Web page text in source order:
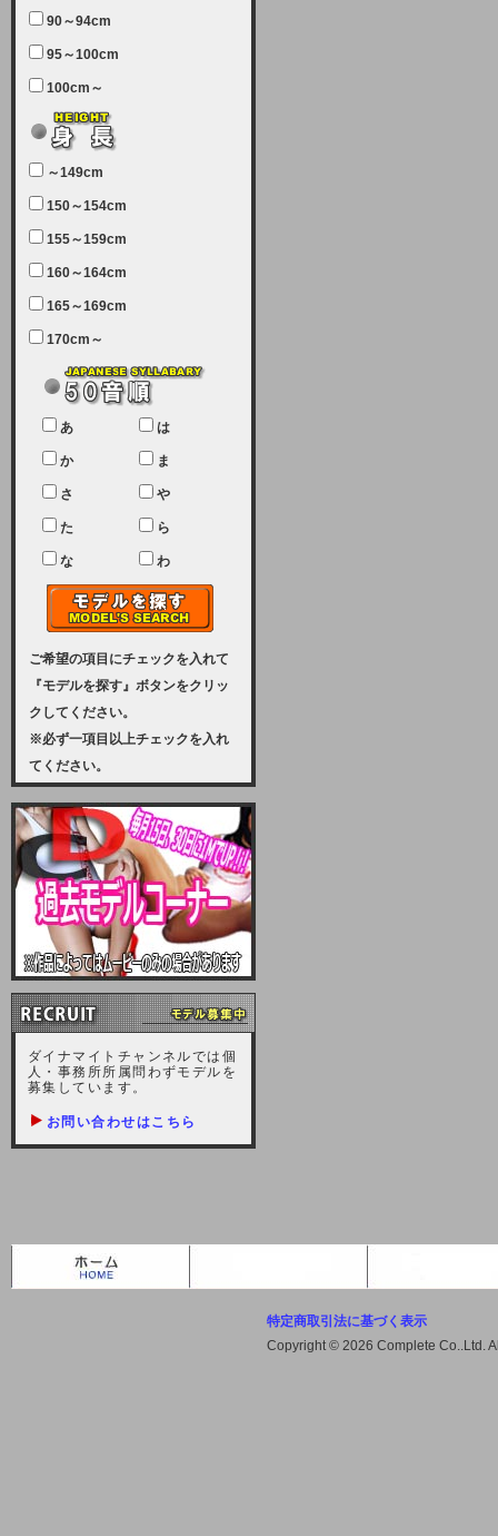
【サーバーメンテナンス実施につい
7月5日（土曜日）午前7：00から午
テナンスを実施します。ユーザー様
にはご迷惑をおかけしますがご理解
いただけます様、宜しくお願い致し
【クレジットカード決済について
②】
現在、クレジットカード決済はJCB
のみになっております。大変ご迷惑
キャシュでの決済は可能ですので、
宜しくお願い致します。
2024-02-23 (金)
【クレジットカード決済について】
只今、クレジットカード会社の都合
により決済ができない状況です。
ユーザー様には、大変ご迷惑をおか
けいたしまして申し訳ございませ
ん。
2023-08-31 (木)
【サーバーメンテナンス実施のお知
らせ】
2023年 9月10日（日曜日）午前8：
サーバーメンテナンスを実施いたし
ます。その為、アクセスはできませ
ますが、ご理解の程を宜しくお願い
致します。
2022-09-01 (木)
【サーバーメンテナンスのお知ら
せ】
9月10日（土曜日）AM6：00から
AM8：00（予定）サーバーメンテ
ナンスを致します。ご迷惑をおかけ
しますが、宜しくお願い致します。
2021-10-22 (金)
2021/10/7に起きました地震によ
不安定な状況もあります。会員様に
は、ご不便をお掛けしますが宜しく
90～94cm
95～100cm
100cm～
～149cm
150～154cm
155～159cm
160～164cm
165～169cm
170cm～
あ は
か ま
さ や
た ら
な わ
ご希望の項目にチェックを入れて
『モデルを探す』ボタンをクリッ
クしてください。
※必ず一項目以上チェックを入れ
てください。
ダイナマイトチャンネルでは個
人・事務所所属問わずモデルを
募集しています。
お問い合わせはこちら
特定商取引法に基づく表示
Copyright © 2026 Complete Co..Ltd.